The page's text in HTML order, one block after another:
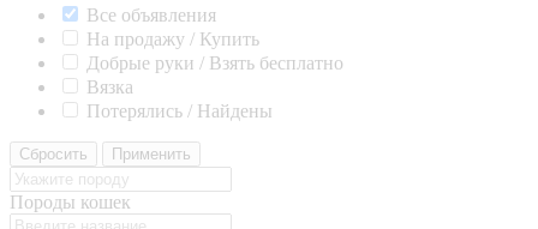
Все объявления
На продажу / Купить
Добрые руки / Взять бесплатно
Вязка
Потерялись / Найдены
Сбросить Применить
Породы кошек